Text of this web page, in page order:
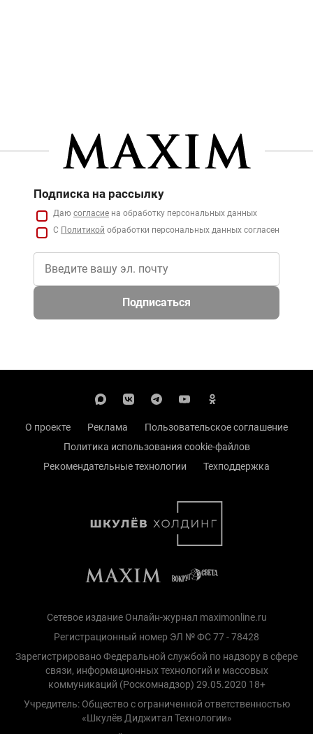
Подписка на рассылку
Даю согласие на обработку персональных данных
С Политикой обработки персональных данных согласен
Подписаться
О проекте Реклама
Пользовательское соглашение
Политика использования cookie-файлов
Рекомендательные технологии
Техподдержка
Сетевое издание Онлайн-журнал maximonline.ru
Регистрационный номер ЭЛ № ФС 77 - 78428
Зарегистрировано Федеральной службой по надзору в сфере
связи, информационных технологий и массовых
коммуникаций (Роскомнадзор) 29.05.2020 18+
Учредитель: Общество с ограниченной ответственностью
«Шкулёв Диджитал Технологии»